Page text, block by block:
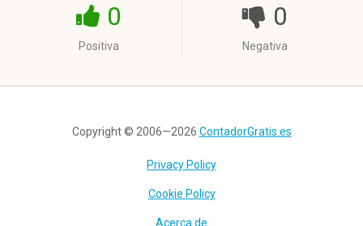
0
Positiva
0
Negativa
Copyright © 2006—2026 ContadorGratis.es
Privacy Policy
Cookie Policy
Acerca de